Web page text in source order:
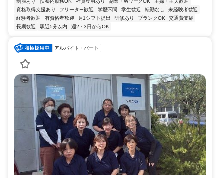
制服あり 扶養内勤務OK 社員登用あり 副業・WワークOK
主婦・主夫歓迎
資格取得支援あり
フリーター歓迎 学歴不問 学生歓迎 転勤なし
未経験者歓迎
経験者歓迎
有資格者歓迎 月1シフト提出 研修あり ブランクOK
交通費支給
長期歓迎
駅近5分以内 週2・3日からOK
アルバイト・パート